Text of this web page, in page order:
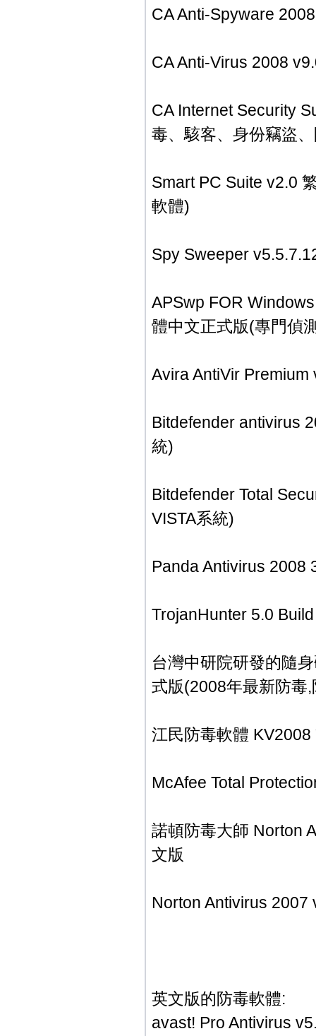
CA Anti-Spyware
CA Anti-Virus 2008
CA Internet Security
毒、駭客、身份竊盜
Smart PC Suite v2.0
軟體)
Spy Sweeper
APSwp FOR
體中文正式版(專門偵
Avira AntiVir
Bitdefender antivirus
統)
Bitdefender Total
VISTA系統)
Panda Antivirus 2008
TrojanHunter 5.0
台灣中研院研發的隨
式版(2008年最新防毒
江民防毒軟體
McAfee Total
諾頓防毒大師 Norton
文版
Norton Antivirus 2007
英文版的防毒軟體:
avast! Pro Antivirus